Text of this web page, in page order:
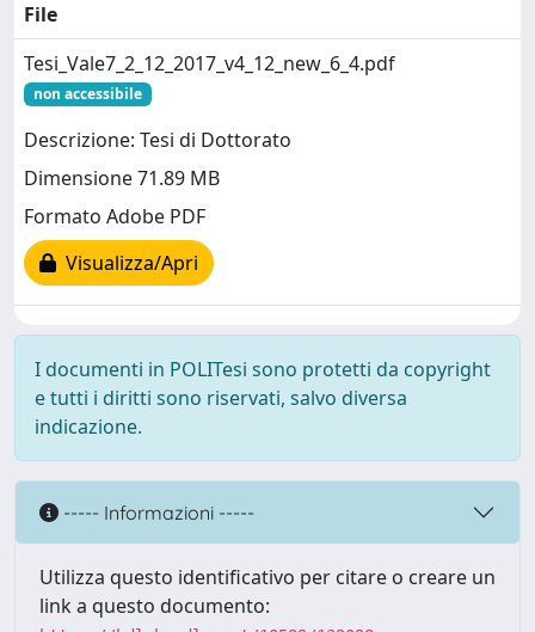
File
Tesi_Vale7_2_12_2017_v4_12_new_6_4.pdf
non accessibile
Descrizione: Tesi di Dottorato
Dimensione 71.89 MB
Formato Adobe PDF
Visualizza/Apri
I documenti in POLITesi sono protetti da copyright
e tutti i diritti sono riservati, salvo diversa
indicazione.
----- Informazioni -----
Utilizza questo identificativo per citare o creare un
link a questo documento: